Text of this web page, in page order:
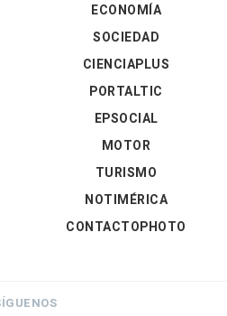
ECONOMÍA
SOCIEDAD
CIENCIAPLUS
PORTALTIC
EPSOCIAL
MOTOR
TURISMO
NOTIMÉRICA
CONTACTOPHOTO